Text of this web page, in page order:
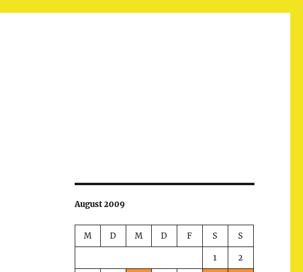
August 2009
M D M D F S S
1 2